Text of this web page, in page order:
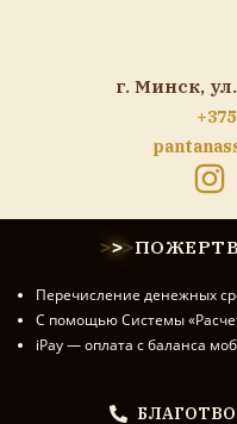
г. Минск,
>>>
Перечисление денежных
С помощью Системы
iPay — оплата с баланса